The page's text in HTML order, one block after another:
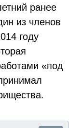
ранее
из членов
году
«под